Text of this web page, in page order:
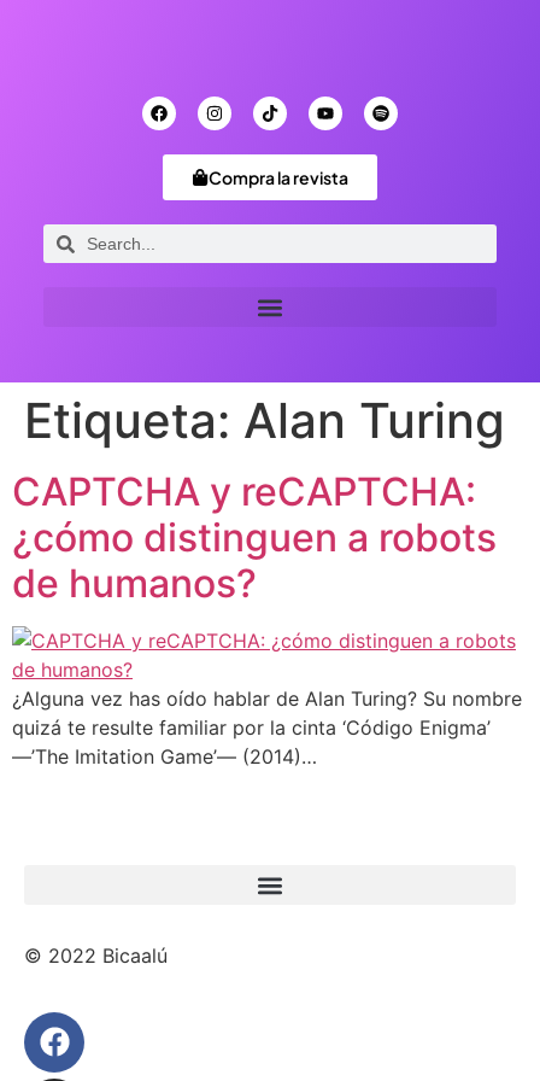
Compra la revista
Etiqueta: Alan Turing
CAPTCHA y reCAPTCHA:
¿cómo distinguen a robots
de humanos?
¿Alguna vez has oído hablar de Alan Turing? Su nombre
quizá te resulte familiar por la cinta ‘Código Enigma’
—’The Imitation Game’— (2014)…
© 2022 Bicaalú